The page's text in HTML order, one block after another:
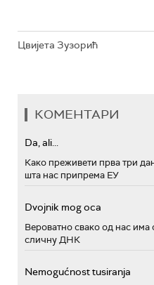
Цвијета Зузорић
КОМЕНТАРИ
Da, ali...
Како преживети прва три
шта нас припрема ЕУ
Dvojnik mog oca
Вероватно свако од нас има
сличну ДНК
Nemogućnost tusiranja